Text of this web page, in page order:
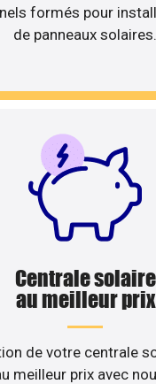
formés pour
de panneaux solaires.
Centrale solaire
au meilleur prix
de votre centrale
meilleur prix avec